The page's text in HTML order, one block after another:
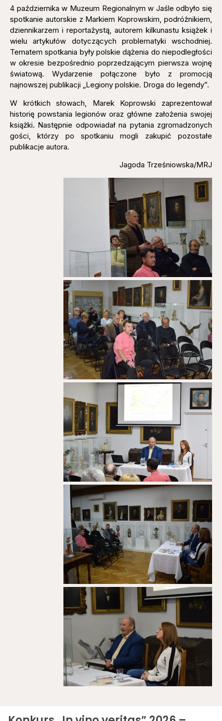
4 października w Muzeum Regionalnym w Jaśle odbyło się
spotkanie autorskie z Markiem Koprowskim, podróżnikiem,
dziennikarzem i reportażystą, autorem kilkunastu książek i
wielu artykułów dotyczących problematyki wschodniej.
Tematem spotkania były polskie dążenia do niepodległości
w okresie bezpośrednio poprzedzającym pierwsza wojnę
światową. Wydarzenie połączone było z promocją
najnowszej publikacji „Legiony polskie. Droga do legendy”.
W krótkich słowach, Marek Koprowski zaprezentował
historię powstania legionów oraz główne założenia swojej
książki. Następnie odpowiadał na pytania zgromadzonych
gości, którzy po spotkaniu mogli zakupić pozostałe
publikacje autora.
Jagoda Trześniowska/MRJ